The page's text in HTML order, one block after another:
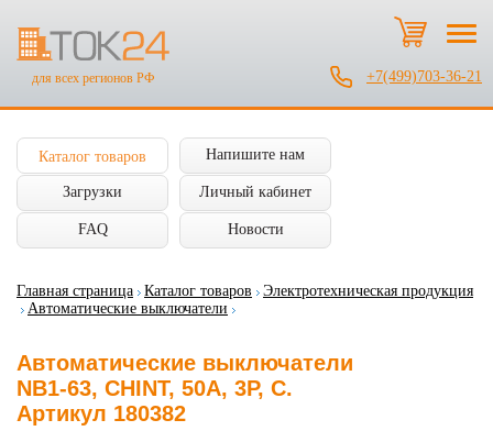
для всех регионов РФ +7(499)703-36-21
Каталог товаров Напишите нам
Загрузки Личный кабинет
FAQ Новости
Главная страница Каталог товаров
Электротехническая продукция
Автоматические выключатели
Автоматические выключатели
NB1-63, CHINT, 50А, 3P, C.
Артикул 180382